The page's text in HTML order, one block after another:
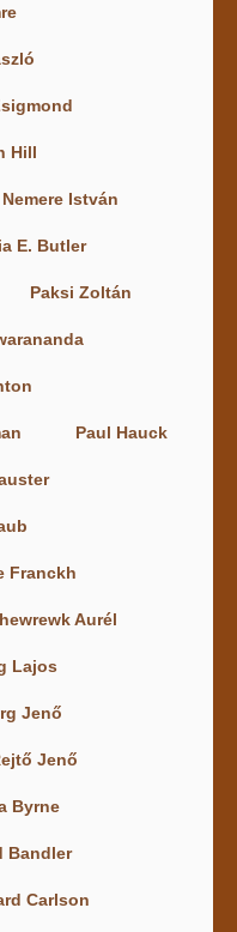
Hill
Nemere István
E. Butler
Paksi Zoltán
Paul Hauck
Franckh
Aurél
Lajos
Jenő
Jenő
Byrne
Bandler
Carlson